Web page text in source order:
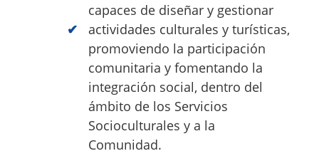
capaces de diseñar y gestionar
actividades culturales y turísticas,
promoviendo la participación
comunitaria y fomentando la
integración social, dentro del
ámbito de los Servicios
Socioculturales y a la
Comunidad.